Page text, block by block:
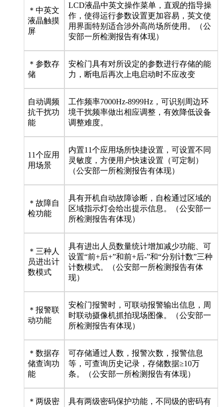
＊中英文
液晶触摸
屏
LCD液晶中英文操作菜单，直观的指导操
作，使得运行参数设置更加容易，英文使
用界面特别适合涉外高尚场所使用。（公
安部一所检测报告有体现）
＊参数存
储
安检门具有对所设定的参数进行存储的能
力，断电后再次上电启动时不应改变
自动调频
抗干扰功
能
工作频率7000Hz-8999Hz，可识别周边环
境干扰频率做出相应调整，有效降低设备
调整难度。
11个应用
用场景
内置11个应用场所快捷设置，可设置不同
灵敏度，方便用户快速设置（可定制）
（公安部一所检测报告有体现）
＊故障自
检功能
具有开机自动故障诊断，自检通过区域的
区域指示灯会给出提示信息。（公安部一
所检测报告有体现）
＊三种人
员进出计
数模式
具有进出人员数量统计增加减少功能、可
设置“前+后+”和前+后-”和“分别计数”三种
计数模式。（公安部一所检测报告有体
现）
＊报警联
动功能
安检门报警时，可联动报警输出信息，周
时联动摄像机抓拍现场图像。（公安部一
所检测报告有体现）
＊数据存
储查询功
能
可存储通过人数，报警次数，报警信息
等，可查询历史记录，存储数据≥10万
条。（公安部一所检测报告有体现）
＊两级密
具有两级密码保护功能，不同级的密码有